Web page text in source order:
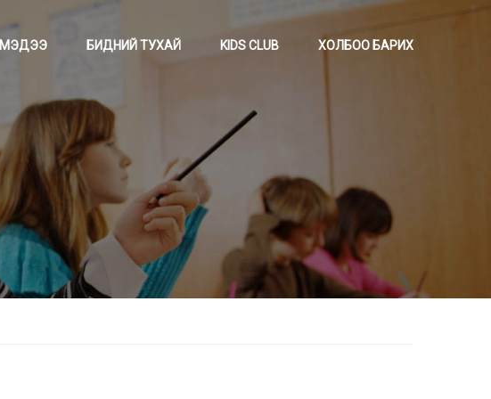
МЭДЭЭ БИДНИЙ ТУХАЙ KIDS CLUB ХОЛБОО БАРИХ